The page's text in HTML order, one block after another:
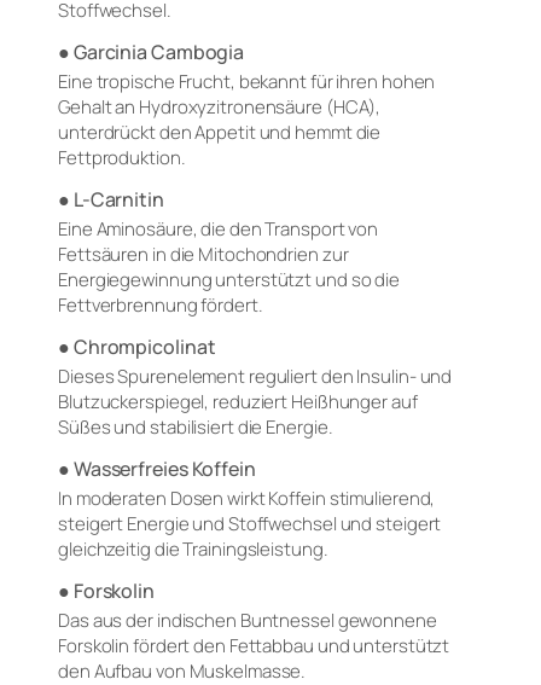
Stoffwechsel.
● Garcinia Cambogia
Eine tropische Frucht, bekannt für ihren hohen
Gehalt an Hydroxyzitronensäure (HCA),
unterdrückt den Appetit und hemmt die
Fettproduktion.
● L-Carnitin
Eine Aminosäure, die den Transport von
Fettsäuren in die Mitochondrien zur
Energiegewinnung unterstützt und so die
Fettverbrennung fördert.
● Chrompicolinat
Dieses Spurenelement reguliert den Insulin- und
Blutzuckerspiegel, reduziert Heißhunger auf
Süßes und stabilisiert die Energie.
● Wasserfreies Koffein
In moderaten Dosen wirkt Koffein stimulierend,
steigert Energie und Stoffwechsel und steigert
gleichzeitig die Trainingsleistung.
● Forskolin
Das aus der indischen Buntnessel gewonnene
Forskolin fördert den Fettabbau und unterstützt
den Aufbau von Muskelmasse.